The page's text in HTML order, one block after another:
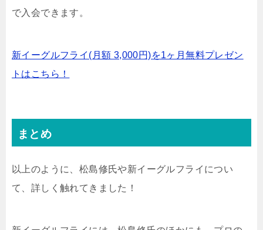
で入会できます。
新イーグルフライ(月額 3,000円)を1ヶ月無料プレゼン
トはこちら！
まとめ
以上のように、松島修氏や新イーグルフライについ
て、詳しく触れてきました！